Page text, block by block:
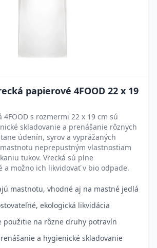
papierové 4FOOD 22 x 19
4FOOD s rozmermi 22 x 19 cm sú
skladovanie a prenášanie rôznych
údenín, syrov a vyprážaných
neprepustným vlastnostiam
tukov. Vrecká sú plne
a možno ich likvidovať v bio odpade.
mastnotu, vhodné aj na mastné jedlá
ekologická likvidácia
použitie na rôzne druhy potravín
a hygienické skladovanie